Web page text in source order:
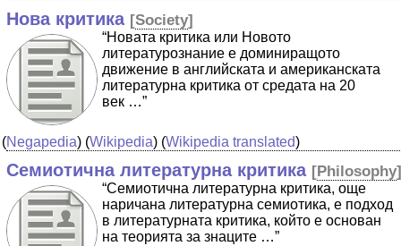
Нова критика [Society]
“Новата критика или Новото
литературознание е доминиращото
движение в английската и американската
литературна критика от средата на 20
век …”
(Negapedia) (Wikipedia) (Wikipedia translated)
Семиотична литературна критика [Philosophy]
“Семиотична литературна критика, още
наричана литературна семиотика, е подход
в литературната критика, който е основан
на теорията за знаците …”